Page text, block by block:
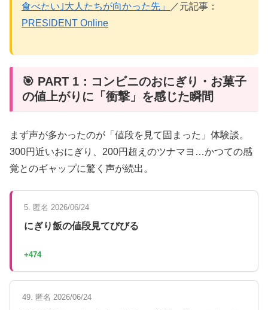
食べたい｣大人たちが向かった先」
／元記事：
PRESIDENT Online
🎯 PART 1：コンビニのおにぎり・お菓子
の値上がりに「衝撃」を感じた瞬間
まず声が多かったのが「値段を見て固まった」体験談。
300円近いおにぎり、200円超えのツナマヨ…かつての感
覚とのギャップに驚く声が続出。
5. 匿名 2026/06/24
にぎり飯の値段見てびびる
+474
49. 匿名 2026/06/24